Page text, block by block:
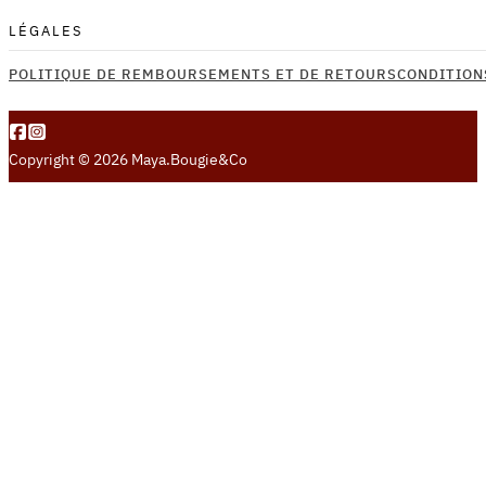
LÉGALES
POLITIQUE DE REMBOURSEMENTS ET DE RETOURS
Copyright © 2026 Maya.Bougie&Co